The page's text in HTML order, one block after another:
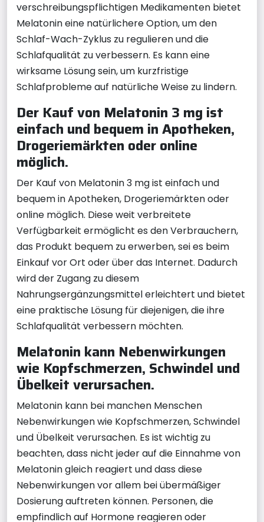
verschreibungspflichtigen Medikamenten bietet
Melatonin eine natürlichere Option, um den
Schlaf-Wach-Zyklus zu regulieren und die
Schlafqualität zu verbessern. Es kann eine
wirksame Lösung sein, um kurzfristige
Schlafprobleme auf natürliche Weise zu lindern.
Der Kauf von Melatonin 3 mg ist
einfach und bequem in Apotheken,
Drogeriemärkten oder online
möglich.
Der Kauf von Melatonin 3 mg ist einfach und
bequem in Apotheken, Drogeriemärkten oder
online möglich. Diese weit verbreitete
Verfügbarkeit ermöglicht es den Verbrauchern,
das Produkt bequem zu erwerben, sei es beim
Einkauf vor Ort oder über das Internet. Dadurch
wird der Zugang zu diesem
Nahrungsergänzungsmittel erleichtert und bietet
eine praktische Lösung für diejenigen, die ihre
Schlafqualität verbessern möchten.
Melatonin kann Nebenwirkungen
wie Kopfschmerzen, Schwindel und
Übelkeit verursachen.
Melatonin kann bei manchen Menschen
Nebenwirkungen wie Kopfschmerzen, Schwindel
und Übelkeit verursachen. Es ist wichtig zu
beachten, dass nicht jeder auf die Einnahme von
Melatonin gleich reagiert und dass diese
Nebenwirkungen vor allem bei übermäßiger
Dosierung auftreten können. Personen, die
empfindlich auf Hormone reagieren oder